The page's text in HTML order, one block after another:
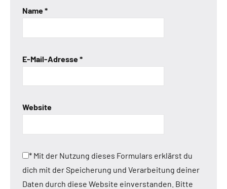
Name*
E-Mail-Adresse*
Website
* Mit der Nutzung dieses Formulars erklärst du
dich mit der Speicherung und Verarbeitung deiner
Daten durch diese Website einverstanden. Bitte